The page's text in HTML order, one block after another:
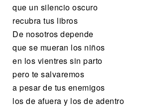
que un silencio oscuro
recubra tus libros
De nosotros depende
que se mueran los niños
en los vientres sin parto
pero te salvaremos
a pesar de tus enemigos
los de afuera y los de adentro